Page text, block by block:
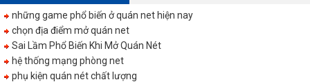
những game phổ biến ở quán net hiện nay
chọn địa điểm mở quán net
Sai Lầm Phổ Biến Khi Mở Quán Nét
hệ thống mạng phòng net
phụ kiện quán nét chất lượng